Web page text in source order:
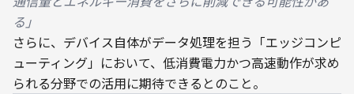
る」
さらに、デバイス自体がデータ処理を担う「エッジコンピ
ューティング」において、低消費電力かつ高速動作が求め
られる分野での活用に期待できるとのこと。